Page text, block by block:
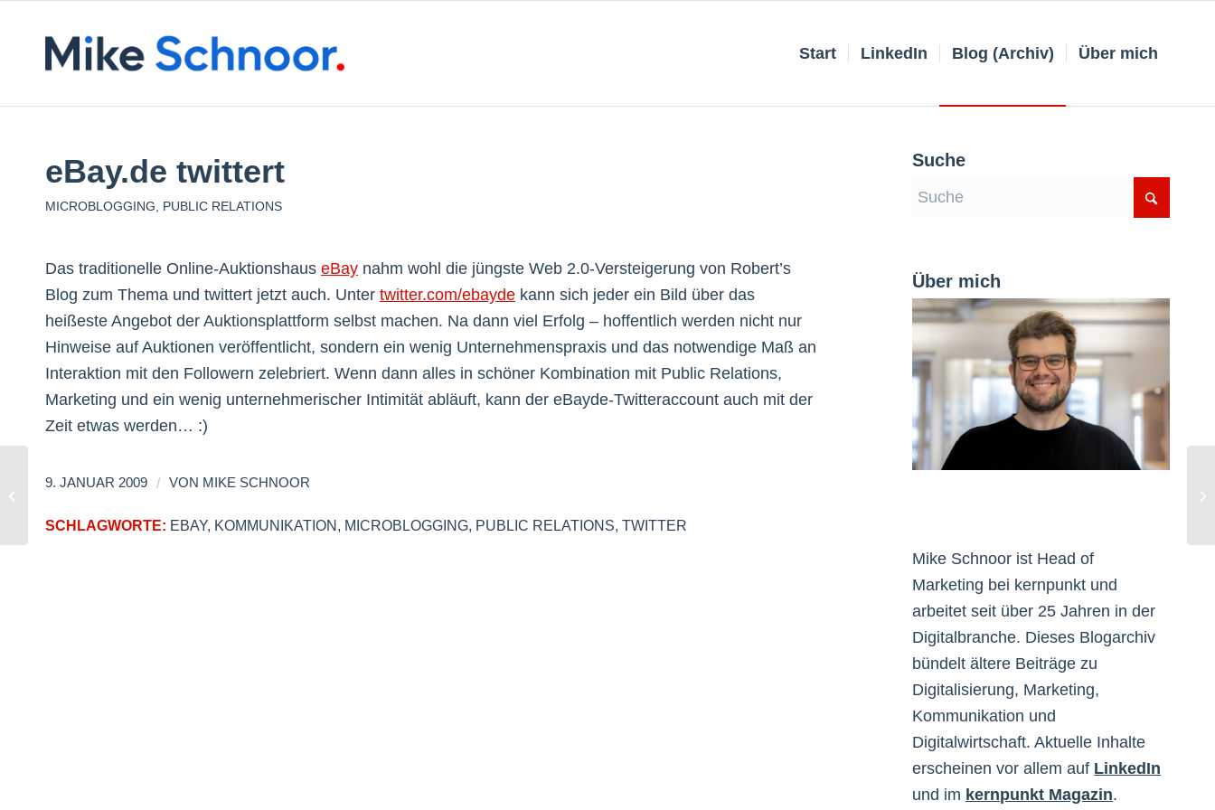
Start LinkedIn Blog (Archiv) Über mich
eBay.de twittert
MICROBLOGGING PUBLIC RELATIONS
Das traditionelle Online-Auktionshaus eBay nahm wohl die jüngste Web 2.0-Versteigerung von Robert’s
Blog zum Thema und twittert jetzt auch. Unter twitter.com/ebayde kann sich jeder ein Bild über das
heißeste Angebot der Auktionsplattform selbst machen. Na dann viel Erfolg – hoffentlich werden nicht nur
Hinweise auf Auktionen veröffentlicht, sondern ein wenig Unternehmenspraxis und das notwendige Maß an
Interaktion mit den Followern zelebriert. Wenn dann alles in schöner Kombination mit Public Relations,
Marketing und ein wenig unternehmerischer Intimität abläuft, kann der eBayde-Twitteraccount auch mit der
Zeit etwas werden… :)
9. JANUAR 2009 / VON MIKE SCHNOOR
SCHLAGWORTE: EBAY, KOMMUNIKATION MICROBLOGGING PUBLIC RELATIONS TWITTER
Suche
Über mich
Mike Schnoor ist Head of
Marketing bei kernpunkt und
arbeitet seit über 25 Jahren in der
Digitalbranche. Dieses Blogarchiv
bündelt ältere Beiträge zu
Digitalisierung, Marketing,
Kommunikation und
Digitalwirtschaft. Aktuelle Inhalte
erscheinen vor allem auf LinkedIn
und im kernpunkt Magazin.